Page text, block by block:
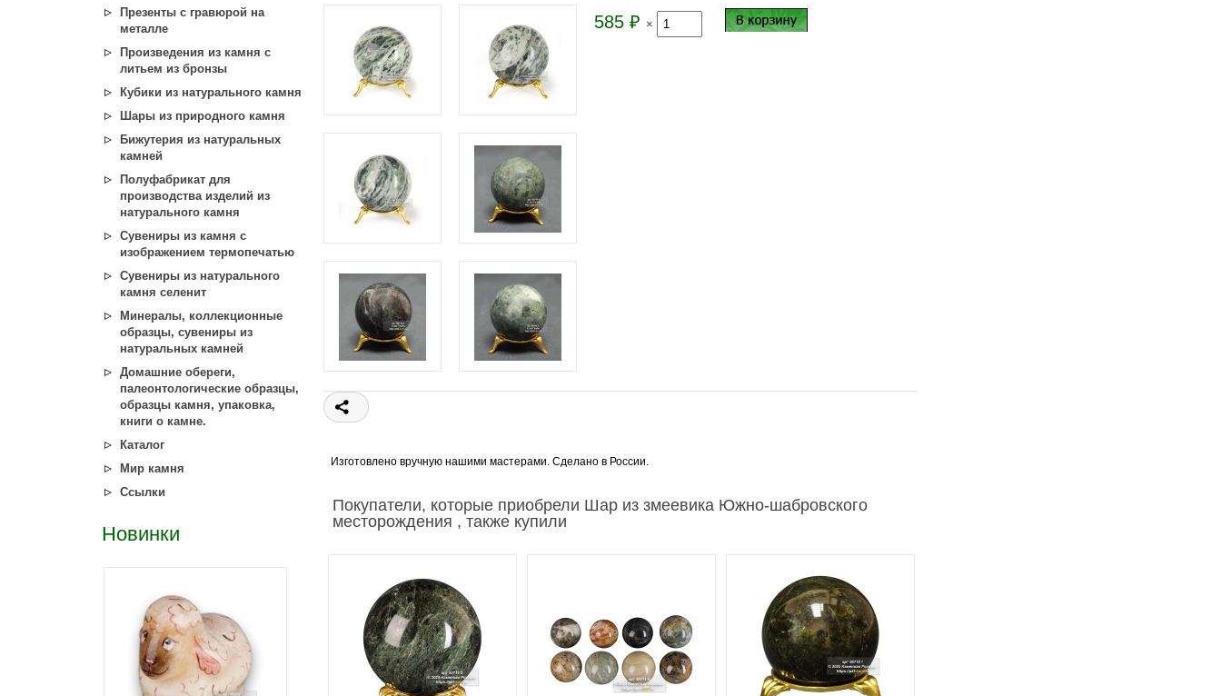
Презенты с гравюрой на
металле
Произведения из камня с
литьем из бронзы
Кубики из натурального камня
Шары из природного камня
Бижутерия из натуральных
камней
Полуфабрикат для
производства изделий из
натурального камня
Сувениры из камня с
изображением термопечатью
Сувениры из натурального
камня селенит
Минералы, коллекционные
образцы, сувениры из
натуральных камней
Домашние обереги,
палеонтологические образцы,
образцы камня, упаковка,
книги о камне.
Каталог
Мир камня
Ссылки
Новинки
585 ₽ ×
Изготовлено вручную нашими мастерами. Сделано в России.
Покупатели, которые приобрели Шар из змеевика Южно-шабровского
месторождения , также купили